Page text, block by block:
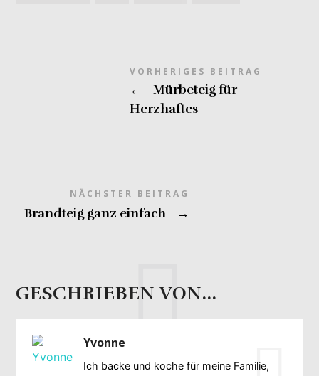
VORHERIGES BEITRAG
←
Mürbeteig für
Herzhaftes
NÄCHSTER BEITRAG
Brandteig ganz einfach →
GESCHRIEBEN VON...
Yvonne
Ich backe und koche für meine Familie,